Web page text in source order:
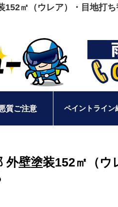
152㎡（ウレア）・目地打
質ご注意 ペイントライン
外壁塗装152㎡（